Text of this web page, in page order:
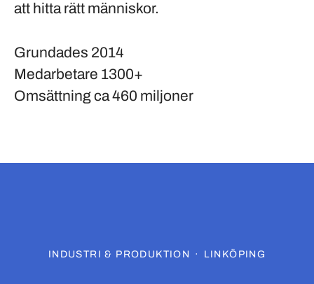
att hitta rätt människor.
Grundades 2014
Medarbetare 1300+
Omsättningca 460 miljoner
INDUSTRI & PRODUKTION · LINKÖPING